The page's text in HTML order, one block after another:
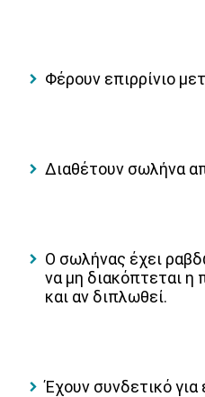
Φέρουν επιρρίνιο
Διαθέτουν σωλήνα
O σωλήνας έχει
να μη διακόπτεται η
και αν διπλωθεί.
Έχουν συνδετικό